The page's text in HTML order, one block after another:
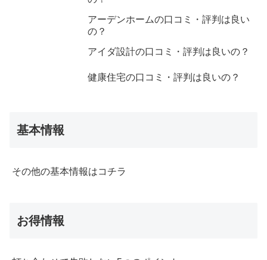
アーデンホームの口コミ・評判は良い
の？
アイダ設計の口コミ・評判は良いの？
健康住宅の口コミ・評判は良いの？
基本情報
その他の基本情報はコチラ
お得情報